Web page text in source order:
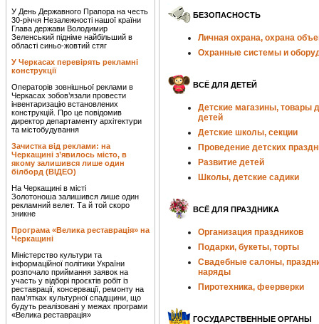
У День Державного Прапора на честь
30-річчя Незалежності нашої країни
Глава держави Володимир
Зеленський підніме найбільший в
області синьо-жовтий стяг
У Черкасах перевірять рекламні
конструкції
Операторів зовнішньої реклами в
Черкасах зобов’язали провести
інвентаризацію встановлених
конструкцій. Про це повідомив
директор департаменту архітектури
та містобудування
Зачистка від реклами: на
Черкащині з’явилось місто, в
якому залишився лише один
білборд (ВІДЕО)
На Черкащині в місті
Золотоноша залишився лише один
рекламний велет. Та й той скоро
зникне
Програма «Велика реставрація» на
Черкащині
Міністерство культури та
інформаційної політики України
розпочало приймання заявок на
участь у відборі проєктів робіт із
реставрації, консервації, ремонту на
пам’ятках культурної спадщини, що
будуть реалізовані у межах програми
«Велика реставрація»
БЕЗОПАСНОСТЬ
Личная охрана, охрана
Охранные системы и
ВСЁ ДЛЯ ДЕТЕЙ
Детские магазины, товары
детей
Детские школы, секции
Проведение детских
Развитие детей
Школы, детские садики
ВСЁ ДЛЯ ПРАЗДНИКА
Организация праздников
Подарки, букеты, торты
Свадебные салоны,
наряды
Пиротехника, феерверки
ГОСУДАРСТВЕННЫЕ ОРГАНЫ